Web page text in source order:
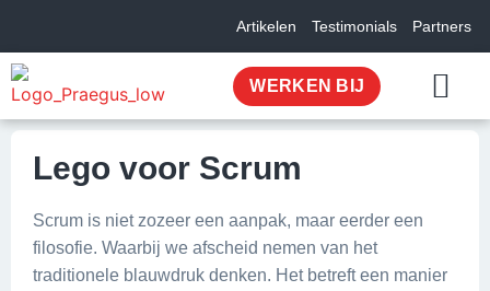
Artikelen Testimonials Partners
WERKEN BIJ
Lego voor Scrum
Scrum is niet zozeer een aanpak, maar eerder een
filosofie. Waarbij we afscheid nemen van het
traditionele blauwdruk denken. Het betreft een manier